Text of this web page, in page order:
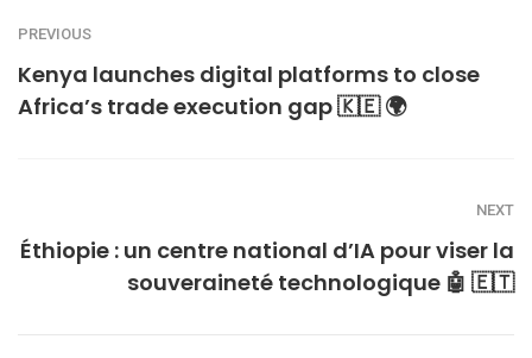
PREVIOUS
Kenya launches digital platforms to close
Africa’s trade execution gap 🇰🇪 🌍
NEXT
Éthiopie : un centre national d’IA pour viser la
souveraineté technologique 🤖 🇪🇹